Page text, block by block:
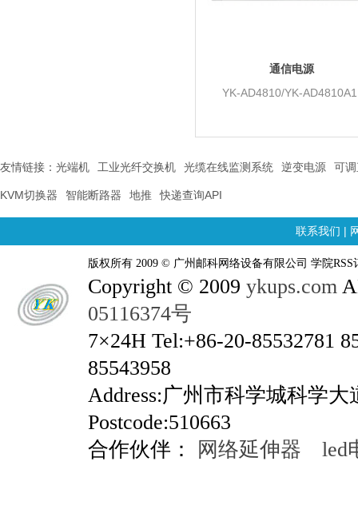
通信电源
YK-AD4810/YK-
友情链接： 光端机 工业光纤交换机 光缆在线监测系统 逆变电源 可
KVM切换器 智能断路器 地推 快递查询API
联系我们 |
版权所有 2009 © 广州邮科网络设备有限公司 学院RSS
Copyright © 2009 ykups.com
05116374号
7×24H Tel:+86-20-85532781
85543958
Address:广州市科学城科学
Postcode:510663
合作伙伴：
网络延伸器 led